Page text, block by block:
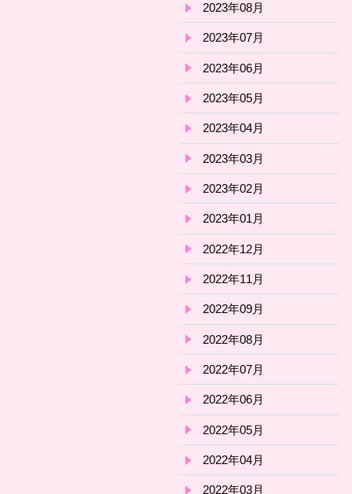
2023年08月
2023年07月
2023年06月
2023年05月
2023年04月
2023年03月
2023年02月
2023年01月
2022年12月
2022年11月
2022年09月
2022年08月
2022年07月
2022年06月
2022年05月
2022年04月
2022年03月